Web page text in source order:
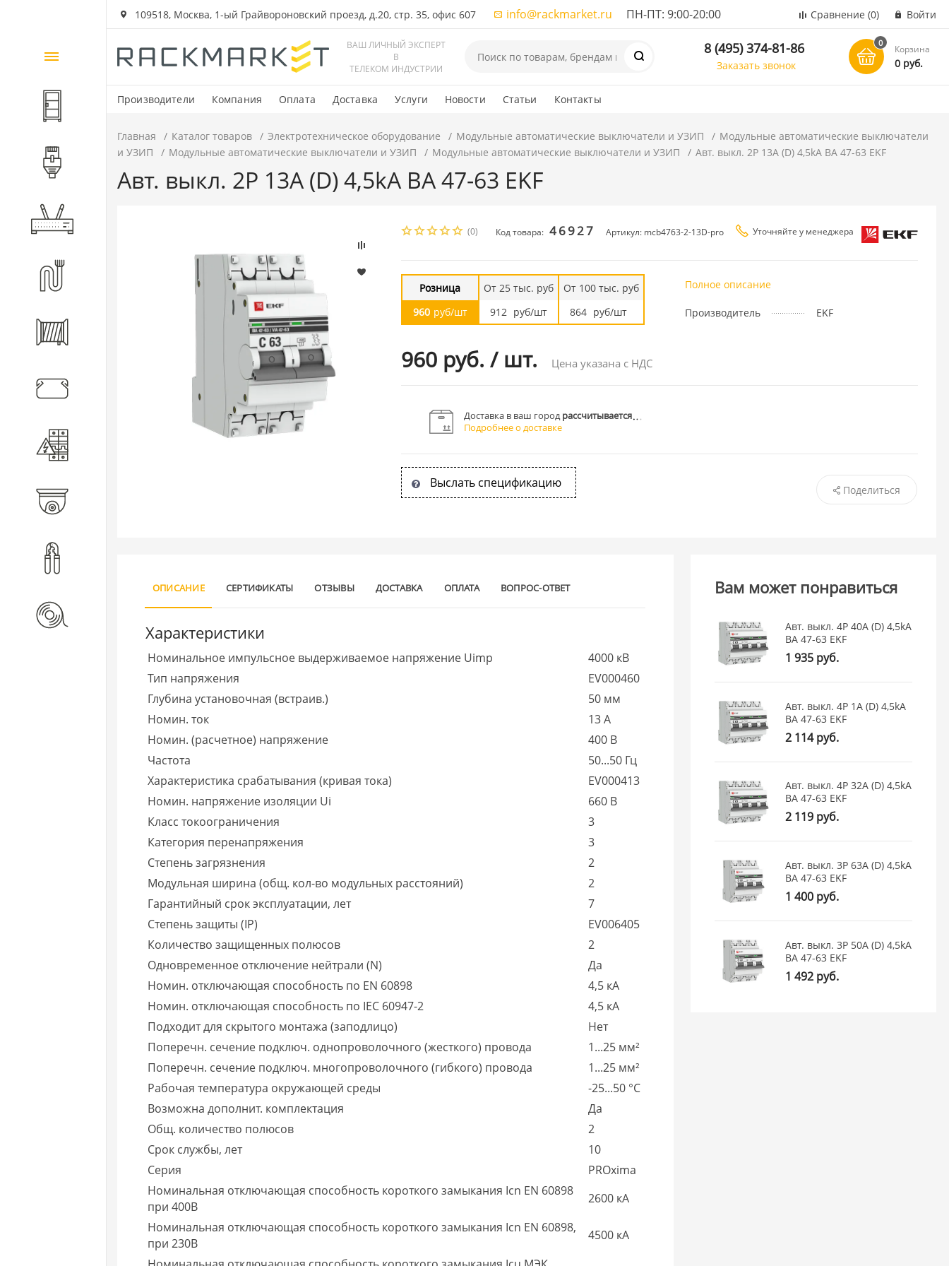
109518, Москва, 1-ый Грайвороновский проезд, д.20, стр. 35, офис 607 info@rackmarket.ru ПН-ПТ: 9:00-20:00 Сравнение (0) Войти
ВАШ ЛИЧНЫЙ ЭКСПЕРТ
В
ТЕЛЕКОМ ИНДУСТРИИ
8 (495) 374-81-86
Заказать звонок
0
Корзина
0 руб.
Производители Компания Оплата Доставка Услуги Новости Статьи Контакты
Каталог
товаров
Шкафы и стойки
Главная Каталог товаров Электротехническое оборудование Модульные автоматические выключатели и УЗИП
Модульные автоматические выключатели
и УЗИП
Модульные автоматические выключатели и УЗИП Модульные автоматические выключатели и УЗИП Авт. выкл. 2P 13А (D) 4,5kA ВА 47-63 EKF
Авт. выкл. 2P 13А (D) 4,5kA ВА 47-63 EKF
(0) Код товара: 46927 Артикул: mcb4763-2-13D-pro Уточняйте у менеджера
Розница
960 руб/шт
От 25 тыс. руб
912 руб/шт
От 100 тыс. руб
864 руб/шт
960 руб. / шт. Цена указана с НДС
Полное описание
Производитель EKF
Доставка в ваш городрассчитывается
Подробнее о доставке
Выслать спецификацию Поделиться
ОПИСАНИЕ СЕРТИФИКАТЫ ОТЗЫВЫ ДОСТАВКА ОПЛАТА ВОПРОС-ОТВЕТ
Характеристики
Номинальное импульсное выдерживаемое напряжение Uimp
4000 кВ
Тип напряжения
EV000460
Глубина установочная (встраив.)
50 мм
Номин. ток
13 А
Номин. (расчетное) напряжение
400 В
Частота
50...50 Гц
Характеристика срабатывания (кривая тока)
EV000413
Номин. напряжение изоляции Ui
660 В
Класс токоограничения
3
Категория перенапряжения
3
Степень загрязнения
2
Модульная ширина (общ. кол-во модульных расстояний)
2
Гарантийный срок эксплуатации, лет
7
Степень защиты (IP)
EV006405
Количество защищенных полюсов
2
Одновременное отключение нейтрали (N)
Да
Номин. отключающая способность по EN 60898
4,5 кА
Номин. отключающая способность по IEC 60947-2
4,5 кА
Подходит для скрытого монтажа (заподлицо)
Нет
Поперечн. сечение подключ. однопроволочного (жесткого) провода
1...25 мм²
Поперечн. сечение подключ. многопроволочного (гибкого) провода
1...25 мм²
Рабочая температура окружающей среды
-25...50 °C
Возможна дополнит. комплектация
Да
Общ. количество полюсов
2
Срок службы, лет
10
Серия
PROxima
Номинальная отключающая способность короткого замыкания Icn EN 60898
при 400В
2600 кА
Номинальная отключающая способность короткого замыкания Icn EN 60898,
при 230В
4500 кА
Вам может понравиться
Авт. выкл. 4P 40А (D) 4,5kA
ВА 47-63 EKF
1 935 руб.
Авт. выкл. 4P 1А (D) 4,5kA
ВА 47-63 EKF
2 114 руб.
Авт. выкл. 4P 32А (D) 4,5kA
ВА 47-63 EKF
2 119 руб.
Авт. выкл. 3P 63А (D) 4,5kA
ВА 47-63 EKF
1 400 руб.
Авт. выкл. 3P 50А (D) 4,5kA
ВА 47-63 EKF
1 492 руб.